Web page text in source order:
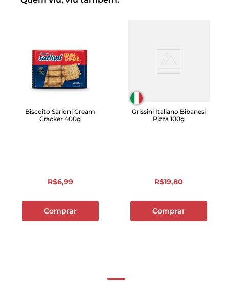
Biscoito Sarloni Cream
Cracker 400g
R$6,99
Comprar
Grissini Italiano Bibanesi
Pizza 100g
R$19,80
Comprar